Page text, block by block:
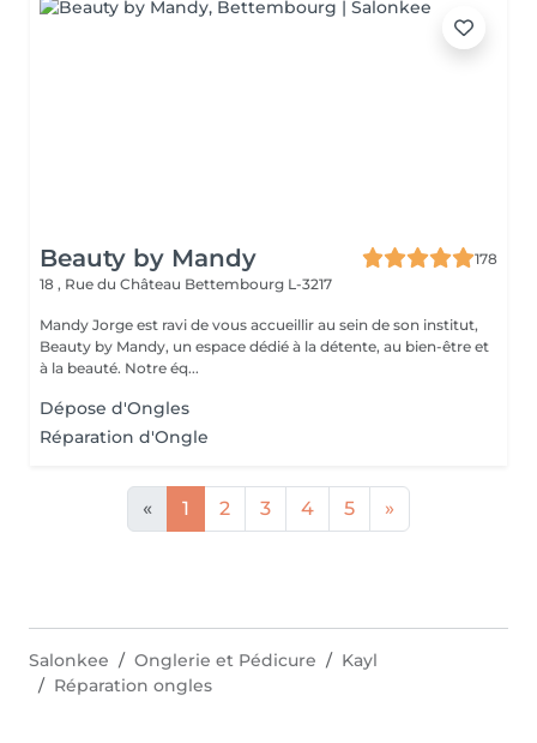
Beauty by Mandy
178
18 , Rue du Château Bettembourg L-3217
Mandy Jorge est ravi de vous accueillir au sein de son institut,
Beauty by Mandy, un espace dédié à la détente, au bien-être et
à la beauté. Notre éq...
Dépose d'Ongles
Réparation d'Ongle
« 1 2 3 4 5 »
Salonkee Onglerie et Pédicure
Kayl
Réparation ongles